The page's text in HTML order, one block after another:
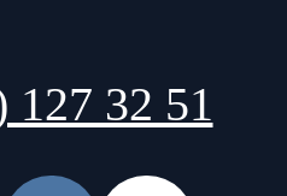
127 32 51